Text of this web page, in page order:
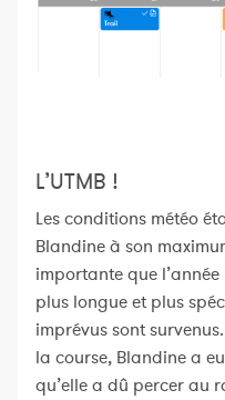
L’UTMB !
Les conditions météo
Blandine à son
importante que
plus longue et plus
imprévus sont
la course, Blandine a
qu’elle a dû percer au